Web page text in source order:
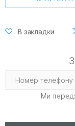
В закладки
Ми